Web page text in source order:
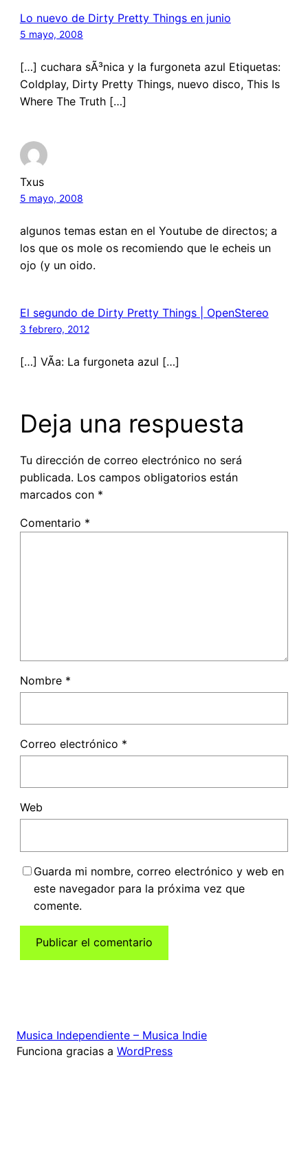
Lo nuevo de Dirty Pretty Things en junio
5 mayo, 2008
[…] cuchara sÃ³nica y la furgoneta azul Etiquetas:
Coldplay, Dirty Pretty Things, nuevo disco, This Is
Where The Truth […]
Txus
5 mayo, 2008
algunos temas estan en el Youtube de directos; a
los que os mole os recomiendo que le echeis un
ojo (y un oido.
El segundo de Dirty Pretty Things | OpenStereo
3 febrero, 2012
[…] VÃ­a: La furgoneta azul […]
Deja una respuesta
Tu dirección de correo electrónico no será
publicada. Los campos obligatorios están
marcados con *
Comentario *
Nombre *
Correo electrónico *
Web
Guarda mi nombre, correo electrónico y web en
este navegador para la próxima vez que
comente.
Musica Independiente – Musica Indie
Funciona gracias a WordPress